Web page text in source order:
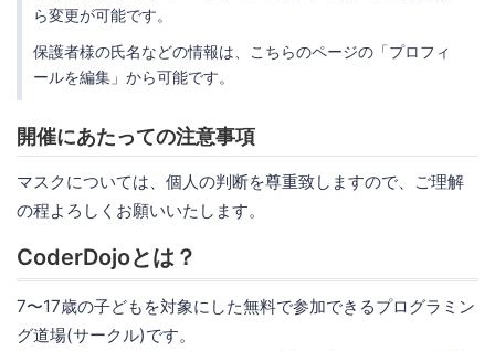
ら変更が可能です。
保護者様の氏名などの情報は、こちらのページの「プロフィ
ールを編集」から可能です。
開催にあたっての注意事項
マスクについては、個人の判断を尊重致しますので、ご理解
の程よろしくお願いいたします。
CoderDojoとは？
7〜17歳の子どもを対象にした無料で参加できるプログラミン
グ道場(サークル)です。